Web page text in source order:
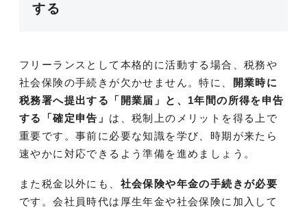
する
フリーランスとして本格的に活動する場合、税務や
社会保険の手続きが欠かせません。特に、
開業時に
税務署へ提出する「開業届」と、1年間の所得を申告
する「確定申告」 は、税制上のメリットを得る上で
重要です。事前に必要な知識を学び、時期が来たら
速やかに対応できるよう準備を進めましょう。
また税金以外にも、 社会保険や年金の手続きが必要
です。会社員時代は厚生年金や社会保険に加入して